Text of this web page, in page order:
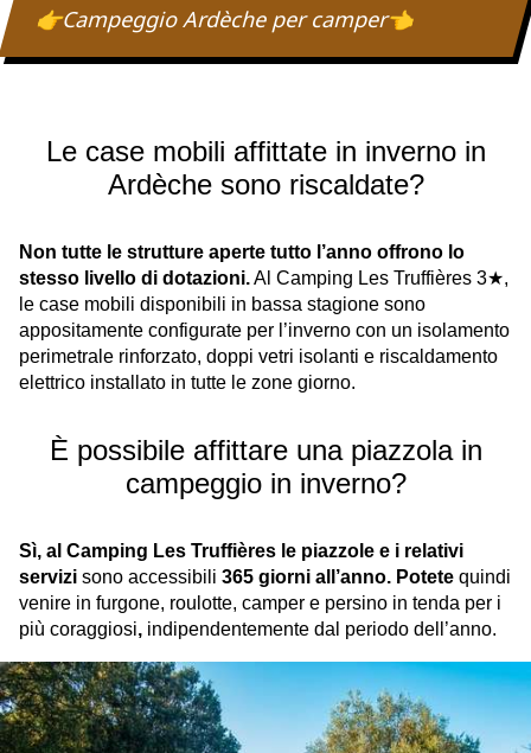
👉Campeggio Ardèche per camper👈
Le case mobili affittate in inverno in
Ardèche sono riscaldate?
Non tutte le strutture aperte tutto l’anno offrono lo
stesso livello di dotazioni.Al Camping Les Truffières 3★,
le case mobili disponibili in bassa stagione sono
appositamente configurate per l’inverno con un isolamento
perimetrale rinforzato, doppi vetri isolanti e riscaldamento
elettrico installato in tutte le zone giorno.
È possibile affittare una piazzola in
campeggio in inverno?
Sì, al Camping Les Truffières le piazzole e i relativi
servizi sono accessibili 365 giorni all’anno. Potete quindi
venire in furgone, roulotte, camper e persino in tenda per i
più coraggiosi, indipendentemente dal periodo dell’anno.